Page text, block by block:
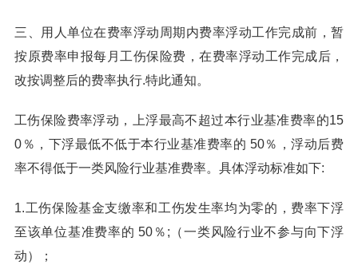
三、用人单位在费率浮动周期内费率浮动工作完成前，暂
按原费率申报每月工伤保险费，在费率浮动工作完成后，
改按调整后的费率执行.特此通知。
工伤保险费率浮动，上浮最高不超过本行业基准费率的15
0％，下浮最低不低于本行业基准费率的 50％，浮动后费
率不得低于一类风险行业基准费率。具体浮动标准如下:
1.工伤保险基金支缴率和工伤发生率均为零的，费率下浮
至该单位基准费率的 50％;（一类风险行业不参与向下浮
动）；